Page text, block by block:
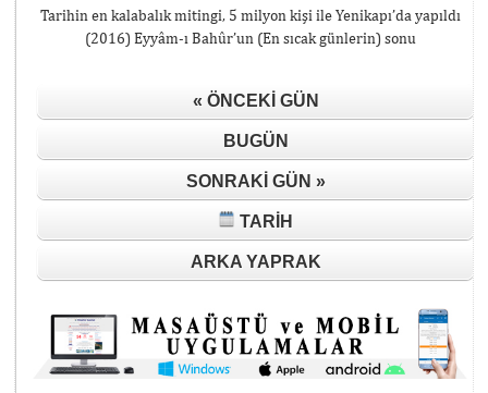
Tarihin en kalabalık mitingi, 5 milyon kişi ile Yenikapı’da yapıldı
(2016) Eyyâm-ı Bahûr’un (En sıcak günlerin) sonu
« ÖNCEKI GÜN
BUGÜN
SONRAKI GÜN »
TARIH
ARKA YAPRAK